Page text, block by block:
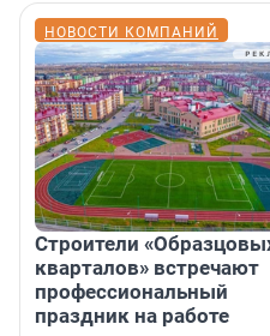
НОВОСТИ КОМПАНИЙ
Строители
кварталов» встречают
профессиональный
праздник на работе